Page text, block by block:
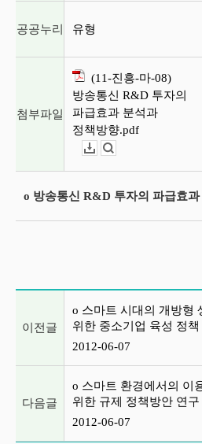
공공누리 유형
첨부파일
(11-진흥-마-08)
방송통신 R&D 투자의
파급효과 분석과
정책방향.pdf
o 방송통신 R&D 투자의 파급효
이전글
o 스마트 시대의 개방형
위한 중소기업 육성 정책
2012-06-07
다음글
o 스마트 환경에서의 이
위한 규제 정책방안 연구
2012-06-07